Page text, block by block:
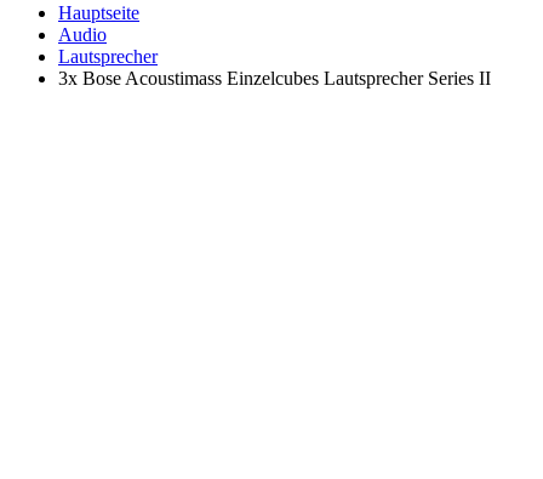
Hauptseite
Audio
Lautsprecher
3x Bose Acoustimass Einzelcubes Lautsprecher Series II